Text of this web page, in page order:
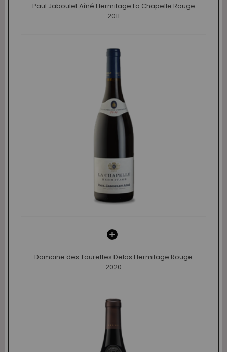
Paul Jaboulet Aîné Hermitage La Chapelle Rouge
2011
Domaine des Tourettes Delas Hermitage Rouge
2020